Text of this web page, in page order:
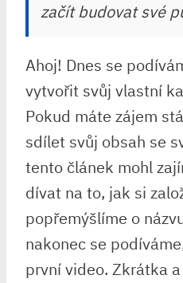
začít budovat své
Ahoj! Dnes se
vytvořit svůj vlastní
Pokud máte zájem
sdílet svůj obsah se
tento článek mohl
dívat na to, jak si
popřemýšlíme o
nakonec se
první video. Zkrátka